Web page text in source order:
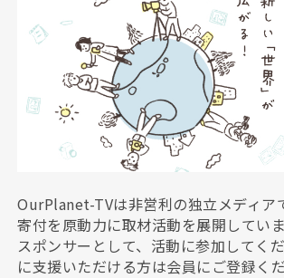
OurPlanet-TVは非営利の独立メディア
寄付を原動力に取材活動を展開してい
スポンサーとして、活動に参加してく
に支援いただける方は会員にご登録くだ